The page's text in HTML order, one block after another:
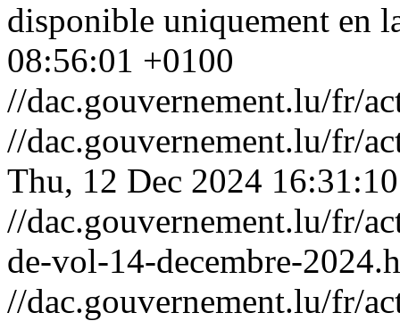
disponible uniquement en
08:56:01 +0100
//dac.gouvernement.lu/fr/
//dac.gouvernement.lu/fr/
Thu, 12 Dec 2024
//dac.gouvernement.lu/fr/
de-vol-14-decembre-
//dac.gouvernement.lu/fr/